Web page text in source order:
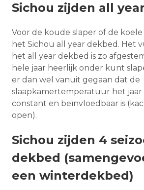
Sichou zijden all
Voor de koude slaper of de koele
het Sichou all year dekbed. Het
het all year dekbed is zo
hele jaar heerlijk onder kunt
er dan wel vanuit gegaan dat de
slaapkamertemperatuur het
constant en beïnvloedbaar is
open).
Sichou zijden 4
dekbed
een winterdekbed)